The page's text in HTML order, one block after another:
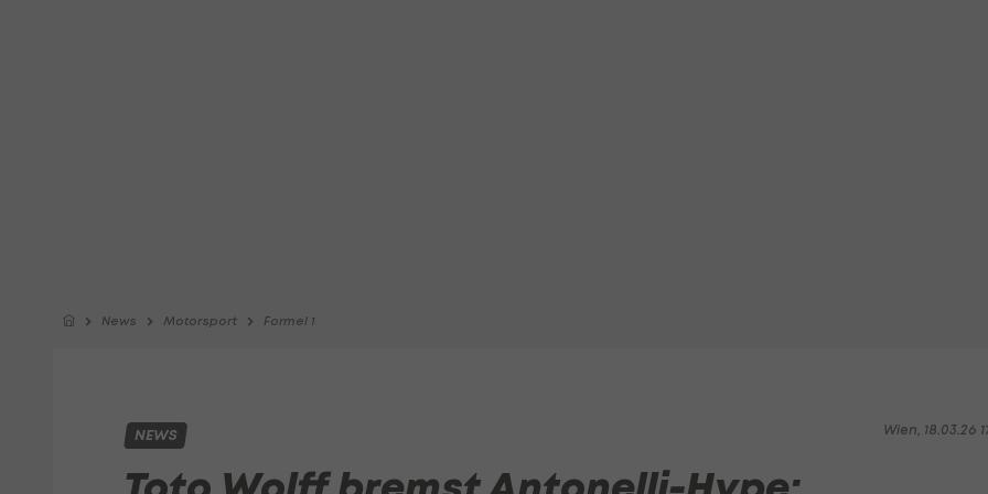
News Motorsport Formel 1
Wien, 18.03.26
NEWS